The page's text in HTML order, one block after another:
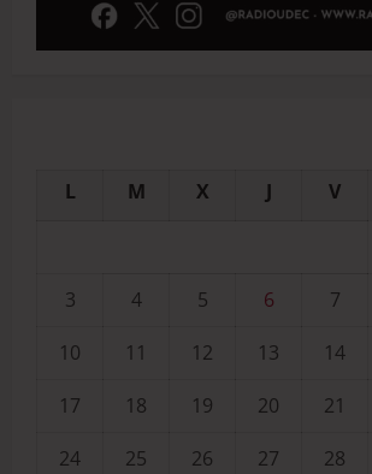
L M X J V
3
4 5 6 7
10
11 12 13 14
17
18 19 20 21
24
25 26 27 28